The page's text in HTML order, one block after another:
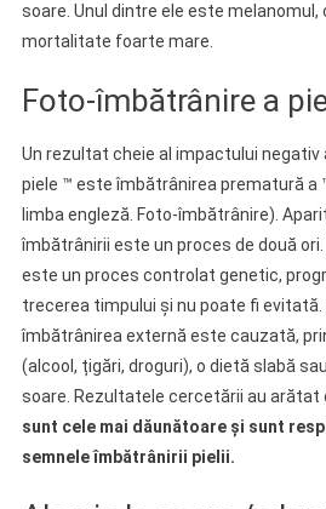
soare. Unul dintre ele este melanomul,
mortalitate foarte mare.
Foto-îmbătrânire a
Un rezultat cheie al impactului negativ
piele ™ este îmbătrânirea prematură a
limba engleză. Foto-îmbătrânire).
îmbătrânirii este un proces de două
este un proces controlat genetic,
trecerea timpului și nu poate fi evitată.
îmbătrânirea externă este cauzată,
(alcool, țigări, droguri), o dietă slabă
soare. Rezultatele cercetării au arătat
sunt cele mai dăunătoare și sunt
semnele îmbătrânirii pielii.